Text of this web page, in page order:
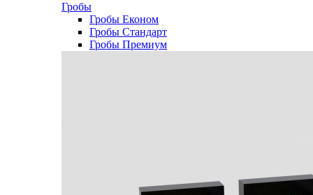
Гробы
Гробы Економ
Гробы Стандарт
Гробы Премиум